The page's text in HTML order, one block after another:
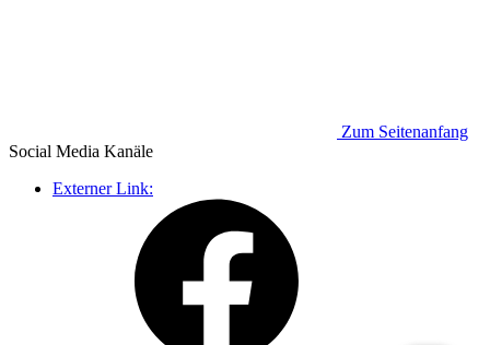
Zum Seitenanfang
Social Media Kanäle
Externer Link: